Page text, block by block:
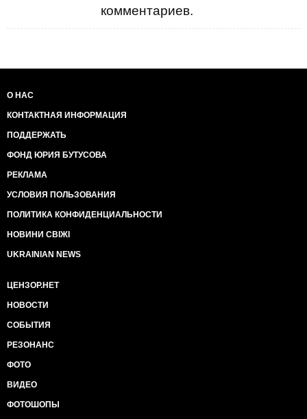
комментариев.
О НАС
КОНТАКТНАЯ ИНФОРМАЦИЯ
ПОДДЕРЖАТЬ
ФОНД ЮРИЯ БУТУСОВА
РЕКЛАМА
УСЛОВИЯ ПОЛЬЗОВАНИЯ
ПОЛИТИКА КОНФИДЕНЦИАЛЬНОСТИ
НОВИНИ СВІЖІ
UKRAINIAN NEWS
ЦЕНЗОР.НЕТ
НОВОСТИ
СОБЫТИЯ
РЕЗОНАНС
ФОТО
ВИДЕО
ФОТОШОПЫ